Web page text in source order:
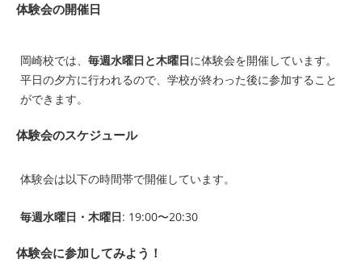
体験会の開催日
岡崎校では、 毎週水曜日と木曜日に体験会を開催しています。
平日の夕方に行われるので、学校が終わった後に参加すること
ができます。
体験会のスケジュール
体験会は以下の時間帯で開催しています。
毎週水曜日・木曜日: 19:00〜20:30
体験会に参加してみよう！